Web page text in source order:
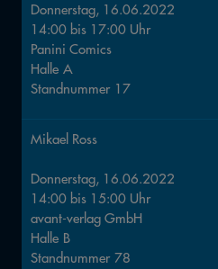
Donnerstag, 16.06.2022
14:00 bis 17:00 Uhr
Panini Comics
Halle A
Standnummer 17
Mikael Ross
Donnerstag, 16.06.2022
14:00 bis 15:00 Uhr
avant-verlag GmbH
Halle B
Standnummer 78